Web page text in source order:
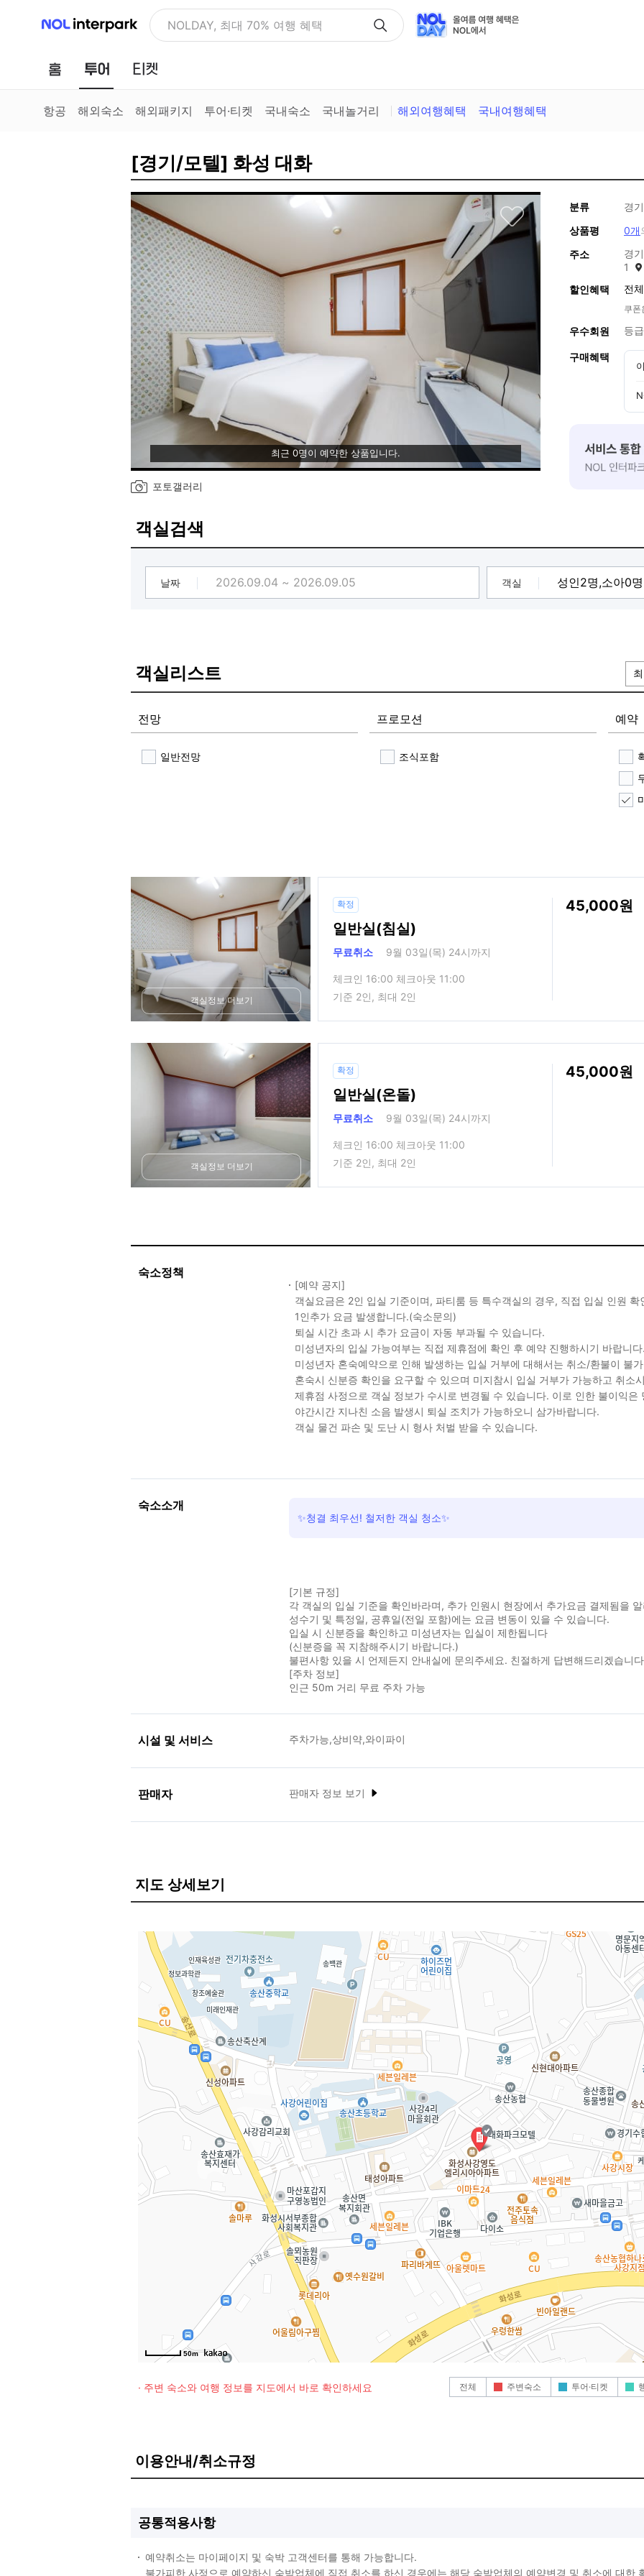
NOL 인터파크 NOLDAY, 최대 70% 여행 혜택
홈 투어
항공 해외숙소 해외패키지 투어·티켓 국내숙소 국내놀거리 해외여행혜택 국내여행혜택
[경기/모텔] 화성 대화
최근 0명이 예약한 상품입니다.
포토갤러리
분류
경
상품평
0개
주소
경
1
할인혜택
전
쿠폰
우수회원 등
구매혜택
객실검색
날짜 객실
객실리스트
전망
일반전망
프로모션
조식포함
예약
객실정보 더보기
확정
일반실(침실)
무료취소 9월 03일(목) 24시까지
체크인 16:00 체크아웃 11:00
기준 2인, 최대 2인
45,000
객실정보 더보기
확정
일반실(온돌)
무료취소 9월 03일(목) 24시까지
체크인 16:00 체크아웃 11:00
기준 2인, 최대 2인
45,000
숙소정책
[예약 공지]
객실요금은 2인 입실 기준이며, 파티룸 등 특수객실의 경우, 직접 입실 인원 확
1인추가 요금 발생합니다.(숙소문의)
퇴실 시간 초과 시 추가 요금이 자동 부과될 수 있습니다.
미성년자의 입실 가능여부는 직접 제휴점에 확인 후 예약 진행하시기 바랍니
미성년자 혼숙예약으로 인해 발생하는 입실 거부에 대해서는 취소/환불이 불
혼숙시 신분증 확인을 요구할 수 있으며 미지참시 입실 거부가 가능하고 취소
제휴점 사정으로 객실 정보가 수시로 변경될 수 있습니다. 이로 인한 불이익은
야간시간 지나친 소음 발생시 퇴실 조치가 가능하오니 삼가바랍니다.
객실 물건 파손 및 도난 시 형사 처벌 받을 수 있습니다.
숙소소개
✨청결 최우선! 철저한 객실 청소✨
[기본 규정]
각 객실의 입실 기준을 확인바라며, 추가 인원시 현장에서 추가요금 결제됨을
성수기 및 특정일, 공휴일(전일 포함)에는 요금 변동이 있을 수 있습니다.
입실 시 신분증을 확인하고 미성년자는 입실이 제한됩니다
(신분증을 꼭 지참해주시기 바랍니다.)
불편사항 있을 시 언제든지 안내실에 문의주세요. 친절하게 답변해드리겠습니
[주차 정보]
인근 50m 거리 무료 주차 가능
시설 및 서비스 주차가능,상비약,와이파이
판매자 판매자 정보 보기
지도 상세보기
50m
· 주변 숙소와 여행 정보를 지도에서 바로 확인하세요 전체 주변숙소 투어·티켓
이용안내/취소규정
공통적용사항
예약취소는 마이페이지 및 숙박 고객센터를 통해 가능합니다.
불가피한 사정으로 예약하신 숙박업체에 직접 취소를 하신 경우에는 해당 숙박업체의 예약변경 및 취소에 대